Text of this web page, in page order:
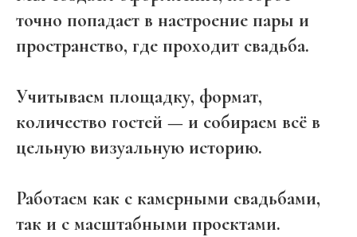
точно попадает в настроение пары и
пространство, где проходит свадьба.
Учитываем площадку, формат,
количество гостей — и собираем всё в
цельную визуальную историю.
Работаем как с камерными свадьбами,
так и с масштабными проектами.